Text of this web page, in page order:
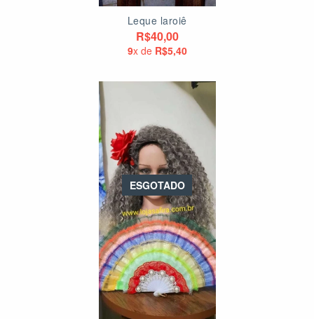
Leque laroiê
R$40,00
9x de R$5,40
ESGOTADO